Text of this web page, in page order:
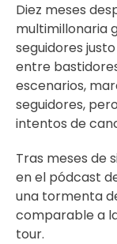
Diez meses
multimillonaria
seguidores
entre
escenarios,
seguidores,
intentos de
Tras meses de
en el pódcast
una tormenta
comparable a
tour.